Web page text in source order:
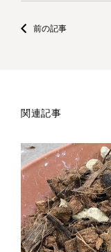
前の記事
関連記事